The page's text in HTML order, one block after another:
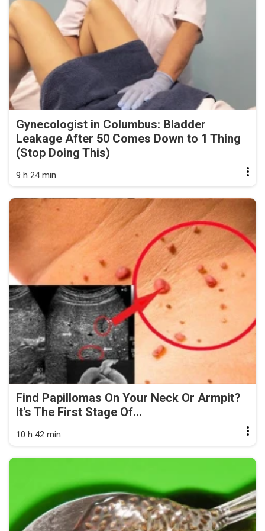
Gynecologist in Columbus: Bladder
Leakage After 50 Comes Down to 1 Thing
(Stop Doing This)
9 h 24 min
Find Papillomas On Your Neck Or Armpit?
It's The First Stage Of...
10 h 42 min